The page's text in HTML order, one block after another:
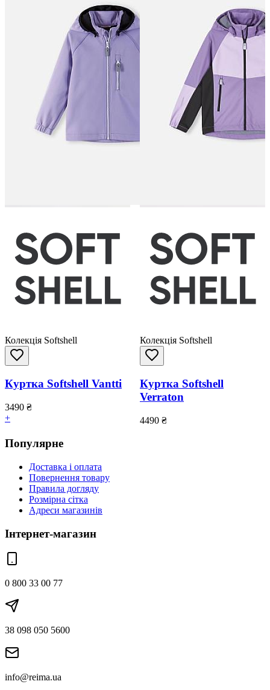
Колекція Softshell
Куртка Softshell Vantti
3490 ₴
+
Колекція Softshell
Куртка Softshell
Verraton
4490 ₴
Популярне
Доставка і оплата
Повернення товару
Правила догляду
Розмірна сітка
Адреси магазинів
Інтернет-магазин
0 800 33 00 77
38 098 050 5600
info@reima.ua